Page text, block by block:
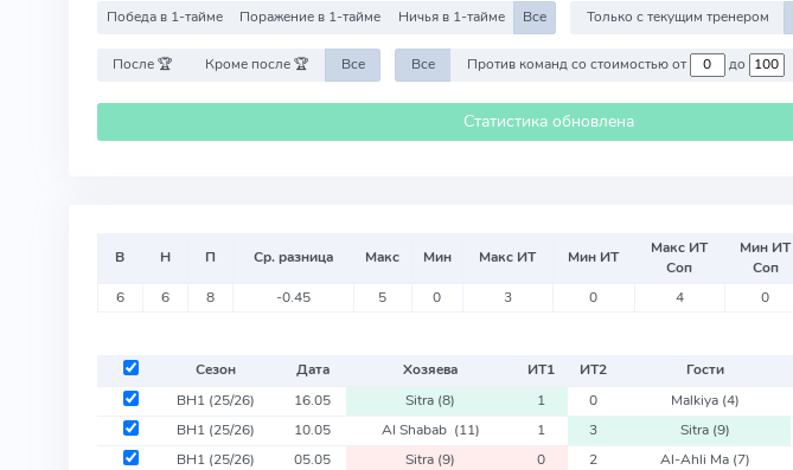
Победа в 1-тайме Поражение в 1-тайме Ничья в 1-тайме Все Только с текущим тренером
После 🏆 Кроме после 🏆 Все Все Против команд со стоимостью от до
Статистика обновлена
В Н П Ср. разница Макс Мин Макс ИТ Мин ИТ
Макс ИТ
Соп
Мин ИТ
Соп
6 6 8 -0.45 5 0 3 0 4 0
Сезон Дата Хозяева ИТ1 ИТ2 Гости
BH1 (25/26) 16.05 Sitra (8) 1 0 Malkiya (4)
BH1 (25/26) 10.05 Al Shabab (11) 1 3 Sitra (9)
BH1 (25/26) 05.05 Sitra (9) 0 2 Al-Ahli Ma (7)